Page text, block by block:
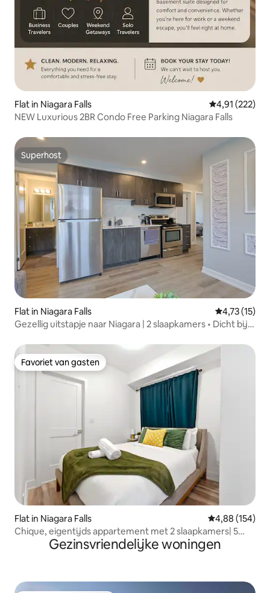
Flat in Niagara Falls Gemiddelde
4,91 (222)
NEW Luxurious 2BR Condo Free Parking Niagara Falls
Superhost
Superhost
Flat in Niagara Falls Gemiddelde
4,73 (15)
Gezellig uitstapje naar Niagara | 2 slaapkamers • Dicht bij
Favoriet van gasten
Favoriet van gasten
Flat in Niagara Falls Gemiddelde
4,88 (154)
Chique, eigentijds appartement met 2 slaapkamers| 5
minuten naar de watervallen
Gezinsvriendelijke woningen